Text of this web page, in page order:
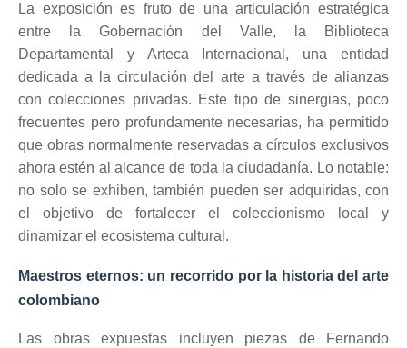
La exposición es fruto de una articulación estratégica
entre la Gobernación del Valle, la Biblioteca
Departamental y Arteca Internacional, una entidad
dedicada a la circulación del arte a través de alianzas
con colecciones privadas. Este tipo de sinergias, poco
frecuentes pero profundamente necesarias, ha permitido
que obras normalmente reservadas a círculos exclusivos
ahora estén al alcance de toda la ciudadanía. Lo notable:
no solo se exhiben, también pueden ser adquiridas, con
el objetivo de fortalecer el coleccionismo local y
dinamizar el ecosistema cultural.
Maestros eternos: un recorrido por la historia del arte
colombiano
Las obras expuestas incluyen piezas de Fernando